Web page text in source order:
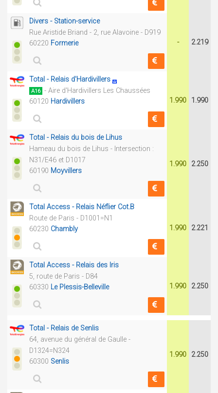
Divers - Station-service
Rue Aristide Briand - 2, rue Alavoine - D919
60220 Formerie - 2.219
Total - Relais d'Hardivillers
A16 - Aire d'Hardivillers Les Chaussées
60120 Hardivillers 1.990 1.990
Total - Relais du bois de Lihus
Hameau du bois de Lihus - Intersection :
N31/E46 et D1017
60190 Moyvillers
1.990 2.250
Total Access - Relais Néflier Cot.B
Route de Paris - D1001=N1
60230 Chambly 1.990 2.221
Total Access - Relais des Iris
5, route de Paris - D84
60330 Le Plessis-Belleville 1.990 2.250
Total - Relais de Senlis
64, avenue du général de Gaulle -
D1324=N324
60300 Senlis
1.990 2.250